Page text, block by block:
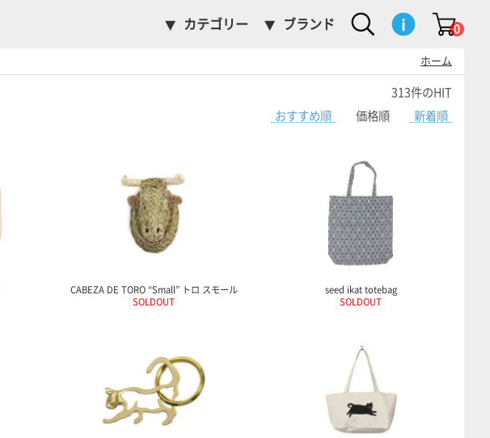
カテゴリー ブランド 0
ホーム
313件のHIT
おすすめ順
価格順 新着順
CABEZA DE TORO “Small” トロ スモール
SOLDOUT
seed ikat totebag
SOLDOUT